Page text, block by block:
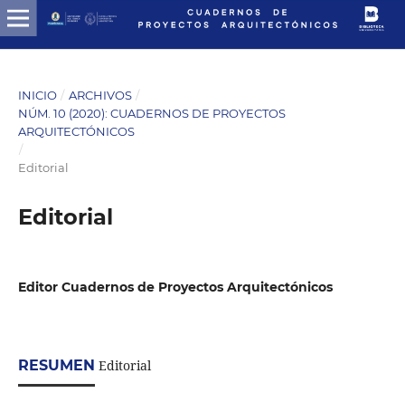
INICIO / ARCHIVOS /
NÚM. 10 (2020): CUADERNOS DE PROYECTOS
ARQUITECTÓNICOS
/
Editorial
Editorial
Editor Cuadernos de Proyectos Arquitectónicos
RESUMEN Editorial